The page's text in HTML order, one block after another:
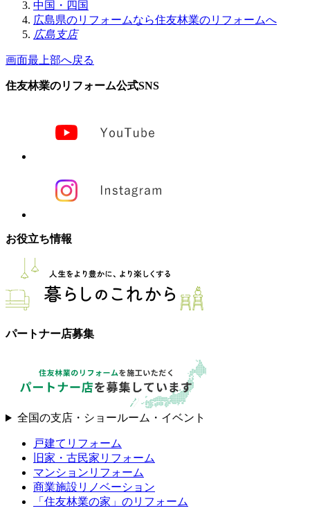
中国・四国
広島県のリフォームなら住友林業のリフォームへ
広島支店
画面最上部へ戻る
住友林業のリフォーム公式SNS
お役立ち情報
パートナー店募集
全国の支店・ショールーム・イベント
戸建てリフォーム
旧家・古民家リフォーム
マンションリフォーム
商業施設リノベーション
「住友林業の家」のリフォーム